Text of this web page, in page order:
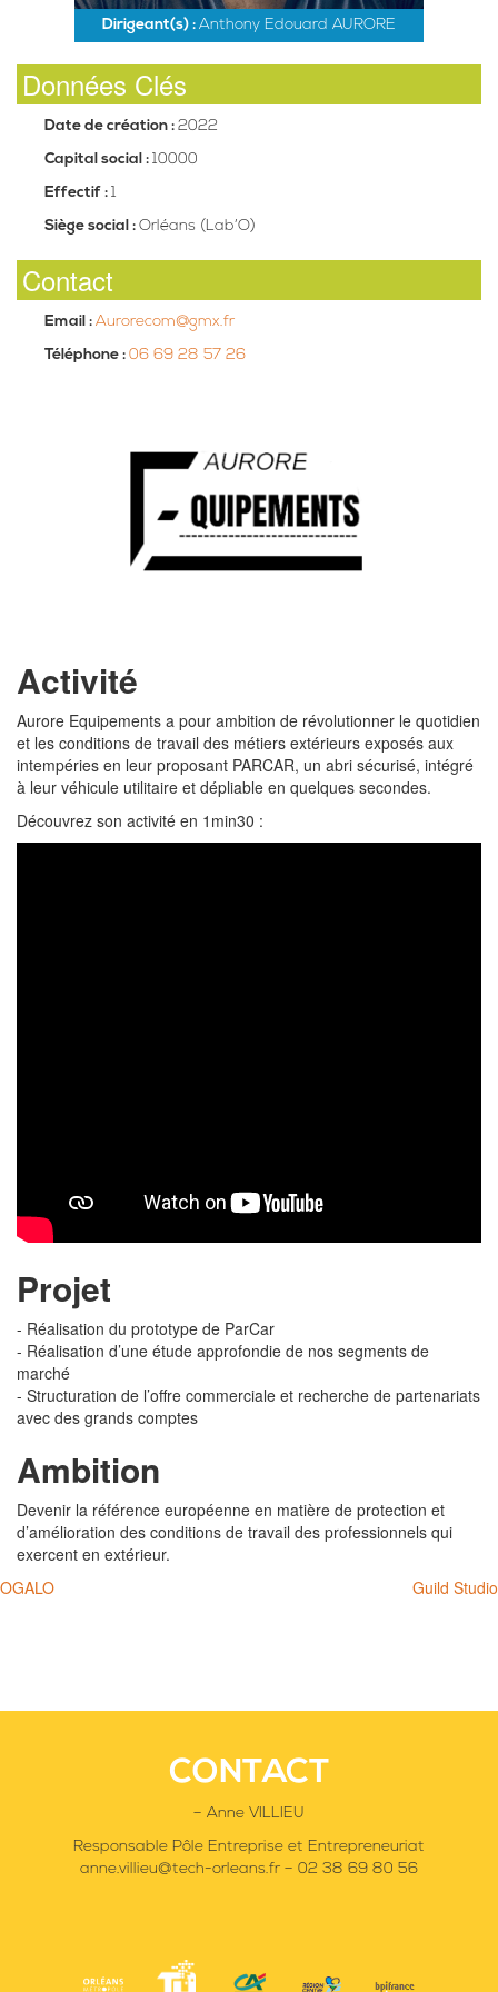
Dirigeant(s) : Anthony Edouard AURORE
Données Clés
Date de création : 2022
Capital social : 10000
Effectif : 1
Siège social : Orléans (Lab’O)
Contact
Email : Aurorecom@gmx.fr
Téléphone : 06 69 28 57 26
Activité
Aurore Equipements a pour ambition de révolutionner le quotidien
et les conditions de travail des métiers extérieurs exposés aux
intempéries en leur proposant PARCAR, un abri sécurisé, intégré
à leur véhicule utilitaire et dépliable en quelques secondes.
Découvrez son activité en 1min30 :
Projet
- Réalisation du prototype de ParCar
- Réalisation d’une étude approfondie de nos segments de
marché
- Structuration de l’offre commerciale et recherche de partenariats
avec des grands comptes
Ambition
Devenir la référence européenne en matière de protection et
d’amélioration des conditions de travail des professionnels qui
exercent en extérieur.
Navigation
OGALO Guild Studio
CONTACT
– Anne VILLIEU
Responsable Pôle Entreprise et Entrepreneuriat
anne.villieu@tech-orleans.fr – 02 38 69 80 56